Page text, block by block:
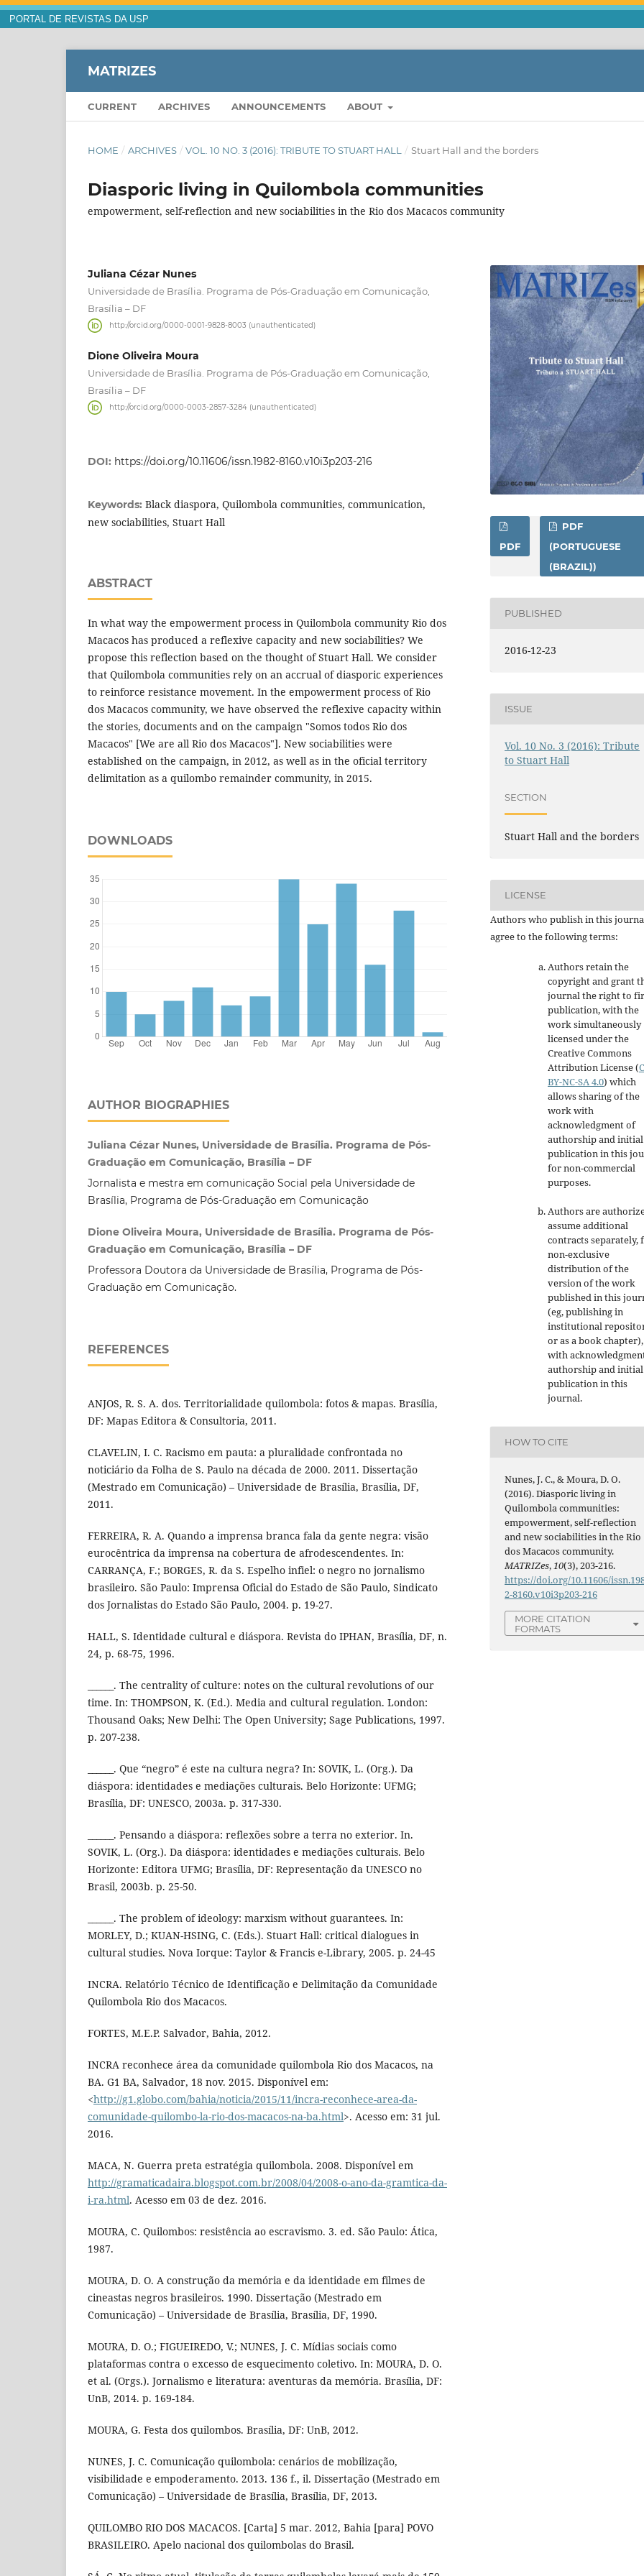
PORTAL DE REVISTAS DA USP
MATRIZES
CURRENT ARCHIVES ANNOUNCEMENTS ABOUT
HOME / ARCHIVES / VOL. 10 NO. 3 (2016): TRIBUTE TO STUART HALL / Stuart Hall and the borders
Diasporic living in Quilombola communities
empowerment, self-reflection and new sociabilities in the Rio dos Macacos community
Juliana Cézar Nunes
Universidade de Brasília. Programa de Pós-Graduação em Comunicação,
Brasília – DF
http://orcid.org/0000-0001-9828-8003 (unauthenticated)
Dione Oliveira Moura
Universidade de Brasília. Programa de Pós-Graduação em Comunicação,
Brasília – DF
http://orcid.org/0000-0003-2857-3284 (unauthenticated)
DOI: https://doi.org/10.11606/issn.1982-8160.v10i3p203-216
Keywords: Black diaspora, Quilombola communities, communication,
new sociabilities, Stuart Hall
ABSTRACT
In what way the empowerment process in Quilombola community Rio dos
Macacos has produced a reflexive capacity and new sociabilities? We
propose this reflection based on the thought of Stuart Hall. We consider
that Quilombola communities rely on an accrual of diasporic experiences
to reinforce resistance movement. In the empowerment process of Rio
dos Macacos community, we have observed the reflexive capacity within
the stories, documents and on the campaign "Somos todos Rio dos
Macacos" [We are all Rio dos Macacos"]. New sociabilities were
established on the campaign, in 2012, as well as in the oficial territory
delimitation as a quilombo remainder community, in 2015.
DOWNLOADS
AUTHOR BIOGRAPHIES
Juliana Cézar Nunes, Universidade de Brasília. Programa de Pós-
Graduação em Comunicação, Brasília – DF
Jornalista e mestra em comunicação Social pela Universidade de
Brasília, Programa de Pós-Graduação em Comunicação
Dione Oliveira Moura, Universidade de Brasília. Programa de Pós-
Graduação em Comunicação, Brasília – DF
Professora Doutora da Universidade de Brasília, Programa de Pós-
Graduação em Comunicação.
REFERENCES
ANJOS, R. S. A. dos. Territorialidade quilombola: fotos & mapas. Brasília,
DF: Mapas Editora & Consultoria, 2011.
CLAVELIN, I. C. Racismo em pauta: a pluralidade confrontada no
noticiário da Folha de S. Paulo na década de 2000. 2011. Dissertação
(Mestrado em Comunicação) – Universidade de Brasília, Brasília, DF,
2011.
FERREIRA, R. A. Quando a imprensa branca fala da gente negra: visão
eurocêntrica da imprensa na cobertura de afrodescendentes. In:
CARRANÇA, F.; BORGES, R. da S. Espelho infiel: o negro no jornalismo
brasileiro. São Paulo: Imprensa Oficial do Estado de São Paulo, Sindicato
dos Jornalistas do Estado São Paulo, 2004. p. 19-27.
HALL, S. Identidade cultural e diáspora. Revista do IPHAN, Brasília, DF, n.
24, p. 68-75, 1996.
______. The centrality of culture: notes on the cultural revolutions of our
time. In: THOMPSON, K. (Ed.). Media and cultural regulation. London:
Thousand Oaks; New Delhi: The Open University; Sage Publications, 1997.
p. 207-238.
______. Que “negro” é este na cultura negra? In: SOVIK, L. (Org.). Da
diáspora: identidades e mediações culturais. Belo Horizonte: UFMG;
Brasília, DF: UNESCO, 2003a. p. 317-330.
______. Pensando a diáspora: reflexões sobre a terra no exterior. In.
SOVIK, L. (Org.). Da diáspora: identidades e mediações culturais. Belo
Horizonte: Editora UFMG; Brasília, DF: Representação da UNESCO no
Brasil, 2003b. p. 25-50.
______. The problem of ideology: marxism without guarantees. In:
MORLEY, D.; KUAN-HSING, C. (Eds.). Stuart Hall: critical dialogues in
cultural studies. Nova Iorque: Taylor & Francis e-Library, 2005. p. 24-45
INCRA. Relatório Técnico de Identificação e Delimitação da Comunidade
Quilombola Rio dos Macacos.
FORTES, M.E.P. Salvador, Bahia, 2012.
INCRA reconhece área da comunidade quilombola Rio dos Macacos, na
BA. G1 BA, Salvador, 18 nov. 2015. Disponível em:
<http://g1.globo.com/bahia/noticia/2015/11/incra-reconhece-area-da-
comunidade-quilombo-la-rio-dos-macacos-na-ba.html>. Acesso em: 31 jul.
2016.
MACA, N. Guerra preta estratégia quilombola. 2008. Disponível em
http://gramaticadaira.blogspot.com.br/2008/04/2008-o-ano-da-gramtica-da-
i-ra.html. Acesso em 03 de dez. 2016.
MOURA, C. Quilombos: resistência ao escravismo. 3. ed. São Paulo: Ática,
1987.
MOURA, D. O. A construção da memória e da identidade em filmes de
cineastas negros brasileiros. 1990. Dissertação (Mestrado em
Comunicação) – Universidade de Brasília, Brasília, DF, 1990.
MOURA, D. O.; FIGUEIREDO, V.; NUNES, J. C. Mídias sociais como
plataformas contra o excesso de esquecimento coletivo. In: MOURA, D. O.
et al. (Orgs.). Jornalismo e literatura: aventuras da memória. Brasília, DF:
UnB, 2014. p. 169-184.
MOURA, G. Festa dos quilombos. Brasília, DF: UnB, 2012.
NUNES, J. C. Comunicação quilombola: cenários de mobilização,
visibilidade e empoderamento. 2013. 136 f., il. Dissertação (Mestrado em
Comunicação) – Universidade de Brasília, Brasília, DF, 2013.
QUILOMBO RIO DOS MACACOS. [Carta] 5 mar. 2012, Bahia [para] POVO
BRASILEIRO. Apelo nacional dos quilombolas do Brasil.
PDF
PDF
(PORTUGUESE
(BRAZIL))
PUBLISHED
2016-12-23
ISSUE
Vol. 10 No. 3 (2016): Tribute
to Stuart Hall
SECTION
Stuart Hall and the borders
LICENSE
Authors who publish in this
agree to the following terms:
Authors retain the
copyright and grant
journal the right to
publication, with the
work simultaneously
licensed under the
Creative Commons
Attribution License(
BY-NC-SA 4.0) which
allows sharing of the
work with
acknowledgment of
authorship and initial
publication in this
for non-commercial
purposes.
Authors are
assume additional
contracts separately,
non-exclusive
distribution of the
version of the work
published in this
(eg, publishing in
institutional
or as a book chapter),
with
authorship and initial
publication in this
journal.
HOW TO CITE
Nunes, J. C., & Moura, D. O.
(2016). Diasporic living in
Quilombola communities:
empowerment, self-reflection
and new sociabilities in the Rio
dos Macacos community.
MATRIZes,10(3), 203-216.
https://doi.org/10.11606/
2-8160.v10i3p203-216
MORE CITATION
FORMATS